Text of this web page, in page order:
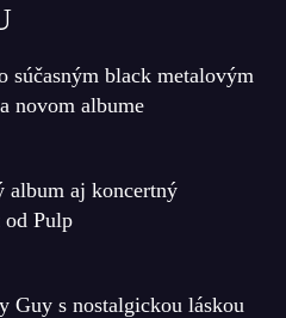
súčasným black metalovým
novom albume
album aj koncertný
od Pulp
Guy s nostalgickou láskou